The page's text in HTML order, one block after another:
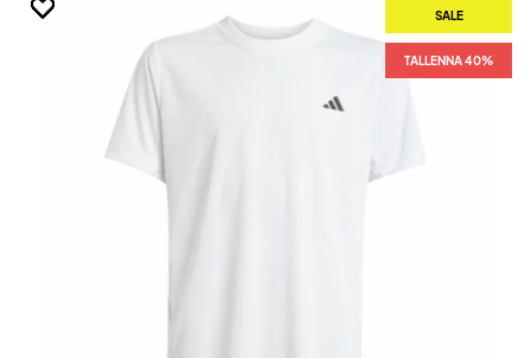
SALE
TALLENNA 40%
SALE
TALLENNA 40%
SALE
TALLENNA 40%
SALE
TALLENNA 40%
SALE
TALLENNA 40%
SALE
TALLENNA 40%